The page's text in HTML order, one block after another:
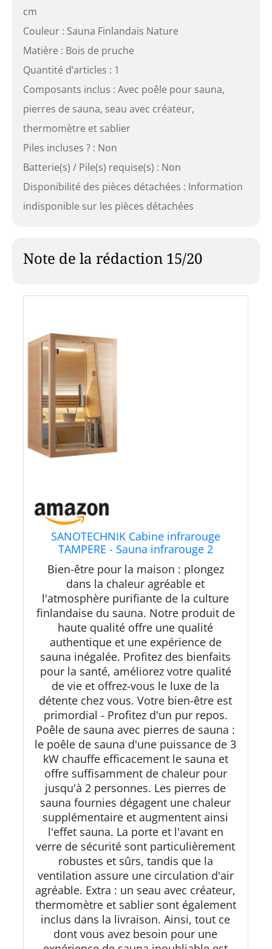
cm
Couleur : Sauna Finlandais Nature
Matière : Bois de pruche
Quantité d’articles : 1
Composants inclus : Avec poêle pour sauna,
pierres de sauna, seau avec créateur,
thermomètre et sablier
Piles incluses ? : Non
Batterie(s) / Pile(s) requise(s) : Non
Disponibilité des pièces détachées : Information
indisponible sur les pièces détachées
Note de la rédaction 15/20
SANOTECHNIK Cabine infrarouge
TAMPERE - Sauna infrarouge 2
personnes 125 × 110 × 195 cm, four
Harvia 3,5 kW, lumière LED couleur,
verre ESG - N° d'article : K40125
Bien-être pour la maison : plongez
dans la chaleur agréable et
l'atmosphère purifiante de la culture
finlandaise du sauna. Notre produit de
haute qualité offre une qualité
authentique et une expérience de
sauna inégalée. Profitez des bienfaits
pour la santé, améliorez votre qualité
de vie et offrez-vous le luxe de la
détente chez vous. Votre bien-être est
primordial - Profitez d'un pur repos.
Poêle de sauna avec pierres de sauna :
le poêle de sauna d'une puissance de 3
kW chauffe efficacement le sauna et
offre suffisamment de chaleur pour
jusqu'à 2 personnes. Les pierres de
sauna fournies dégagent une chaleur
supplémentaire et augmentent ainsi
l'effet sauna. La porte et l'avant en
verre de sécurité sont particulièrement
robustes et sûrs, tandis que la
ventilation assure une circulation d'air
agréable. Extra : un seau avec créateur,
thermomètre et sablier sont également
inclus dans la livraison. Ainsi, tout ce
dont vous avez besoin pour une